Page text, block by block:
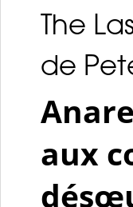
The
de
aux